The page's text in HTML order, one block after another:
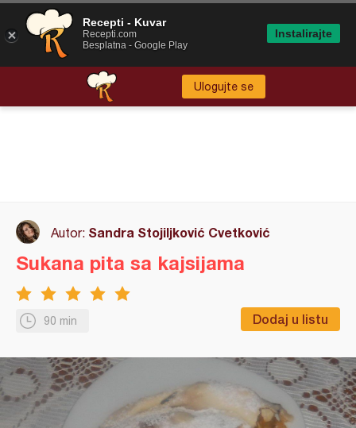
Ulogujte se
Autor: Sandra Stojiljković Cvetković
90 min Dodaj u listu
Sukana pita sa kajsijama
Recepti - Kuvar
Recepti.com
Besplatna - Google Play
Instalirajte